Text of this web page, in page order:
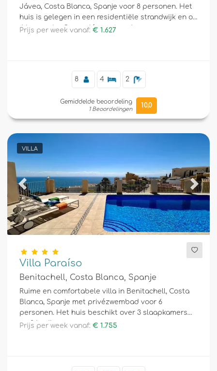
Jávea, Costa Blanca, Spanje voor 8 personen. Het
huis is gelegen in een residentiële strandwijk en op
4 km van La Grava, Jávea strand.
Prijs per week vanaf: € 1.627
8 4 2
Gemiddelde beoordeling
1 Beoordelingen
10,0
VILLA
Previous Next
Villa Paraíso
Benitachell, Costa Blanca, Spanje
Ruime en comfortabele villa in Benitachell, Costa
Blanca, Spanje met privézwembad voor 6
personen. Het huis beschikt over 3 slaapkamers
en 2 badkamers.
Prijs per week vanaf: € 1.755